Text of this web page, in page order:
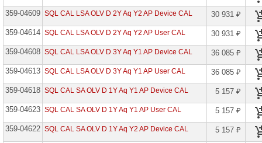
Adobe
Systems
Microsoft
Corporation
Microsoft
OEM
Software
Microsoft
CSP
Perpetual
359-04609 SQL CAL LSA OLV D 2Y Aq Y2 AP Device CAL 30 931 ₽
359-04614 SQL CAL LSA OLV D 2Y Aq Y2 AP User CAL 30 931 ₽
359-04608 SQL CAL LSA OLV D 3Y Aq Y1 AP Device CAL 36 085 ₽
359-04613 SQL CAL LSA OLV D 3Y Aq Y1 AP User CAL 36 085 ₽
359-04618 SQL CAL SA OLV D 1Y Aq Y1 AP Device CAL 5 157 ₽
359-04623 SQL CAL SA OLV D 1Y Aq Y1 AP User CAL 5 157 ₽
359-04622 SQL CAL SA OLV D 1Y Aq Y2 AP Device CAL 5 157 ₽